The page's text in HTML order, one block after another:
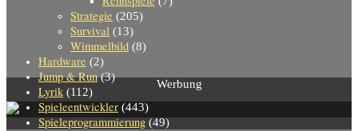
Strategie (205)
Survival (13)
Wimmelbild (8)
Hardware (2)
Jump & Run(3)
Lyrik (112)
Spieleentwickler (443)
Spieleprogrammierung (49)
Werbung